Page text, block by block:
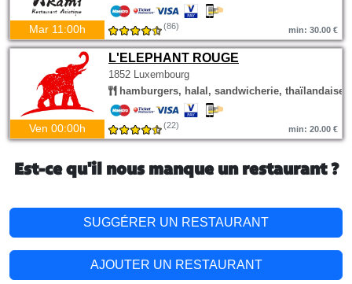
Mar 11:00h (86) min: 30.00 €
L'ELEPHANT ROUGE
1852 Luxembourg
hamburgers, halal, sandwicherie, thaïlandaise
Ven 00:00h (22) min: 20.00 €
Est-ce qu'il nous manque un restaurant ?
SUGGÉRER UN RESTAURANT
AJOUTER UN RESTAURANT